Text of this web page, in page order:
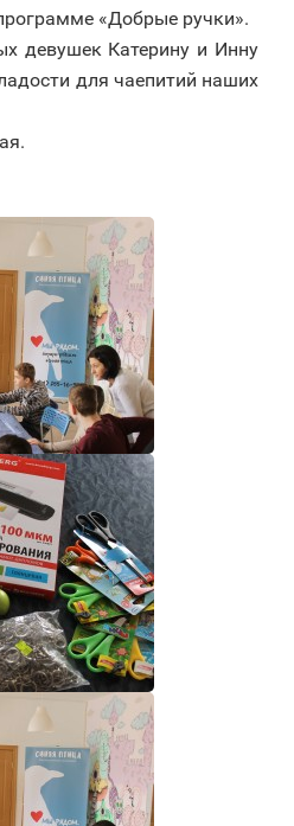
«Добрые ручки».
девушек Катерину и Инну
для чаепитий наших